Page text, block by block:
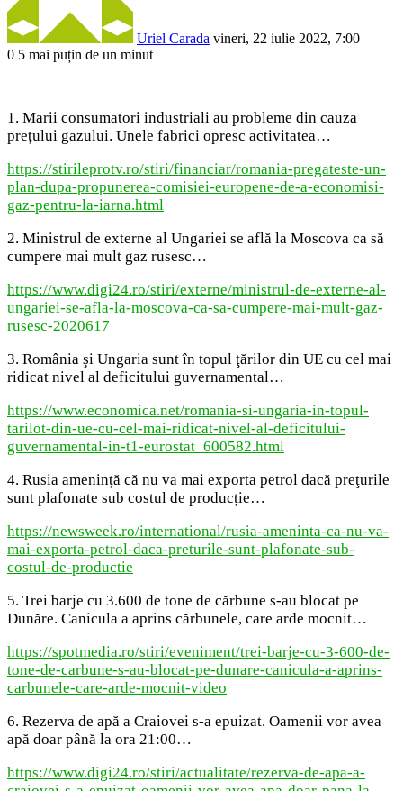
Uriel Carada vineri, 22 iulie 2022, 7:00
0 5 mai puțin de un minut
1. Marii consumatori industriali au probleme din cauza
prețului gazului. Unele fabrici opresc activitatea…
https://stirileprotv.ro/stiri/financiar/romania-pregateste-un-
plan-dupa-propunerea-comisiei-europene-de-a-economisi-
gaz-pentru-la-iarna.html
2. Ministrul de externe al Ungariei se află la Moscova ca să
cumpere mai mult gaz rusesc…
https://www.digi24.ro/stiri/externe/ministrul-de-externe-al-
ungariei-se-afla-la-moscova-ca-sa-cumpere-mai-mult-gaz-
rusesc-2020617
3. România şi Ungaria sunt în topul ţărilor din UE cu cel mai
ridicat nivel al deficitului guvernamental…
https://www.economica.net/romania-si-ungaria-in-topul-
tarilot-din-ue-cu-cel-mai-ridicat-nivel-al-deficitului-
guvernamental-in-t1-eurostat_600582.html
4. Rusia amenință că nu va mai exporta petrol dacă preţurile
sunt plafonate sub costul de producție…
https://newsweek.ro/international/rusia-ameninta-ca-nu-va-
mai-exporta-petrol-daca-preturile-sunt-plafonate-sub-
costul-de-productie
5. Trei barje cu 3.600 de tone de cărbune s-au blocat pe
Dunăre. Canicula a aprins cărbunele, care arde mocnit…
https://spotmedia.ro/stiri/eveniment/trei-barje-cu-3-600-de-
tone-de-carbune-s-au-blocat-pe-dunare-canicula-a-aprins-
carbunele-care-arde-mocnit-video
6. Rezerva de apă a Craiovei s-a epuizat. Oamenii vor avea
apă doar până la ora 21:00…
https://www.digi24.ro/stiri/actualitate/rezerva-de-apa-a-